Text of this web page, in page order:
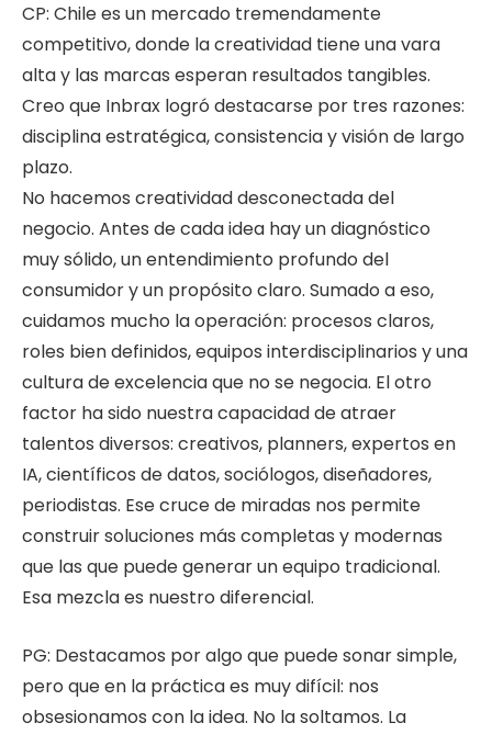
CP: Chile es un mercado tremendamente
competitivo, donde la creatividad tiene una vara
alta y las marcas esperan resultados tangibles.
Creo que Inbrax logró destacarse por tres razones:
disciplina estratégica, consistencia y visión de largo
plazo.
No hacemos creatividad desconectada del
negocio. Antes de cada idea hay un diagnóstico
muy sólido, un entendimiento profundo del
consumidor y un propósito claro. Sumado a eso,
cuidamos mucho la operación: procesos claros,
roles bien definidos, equipos interdisciplinarios y una
cultura de excelencia que no se negocia. El otro
factor ha sido nuestra capacidad de atraer
talentos diversos: creativos, planners, expertos en
IA, científicos de datos, sociólogos, diseñadores,
periodistas. Ese cruce de miradas nos permite
construir soluciones más completas y modernas
que las que puede generar un equipo tradicional.
Esa mezcla es nuestro diferencial.
PG: Destacamos por algo que puede sonar simple,
pero que en la práctica es muy difícil: nos
obsesionamos con la idea. No la soltamos. La